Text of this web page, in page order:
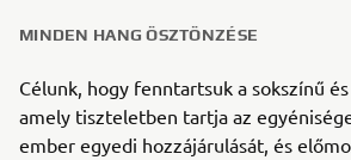
MINDEN HANG ÖSZTÖNZÉSE
Célunk, hogy fenntartsuk a sokszínű
amely tiszteletben tartja az
ember egyedi hozzájárulását, és